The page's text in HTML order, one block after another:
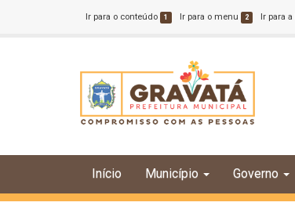
Ir para o conteúdo 1 Ir para o menu 2 Ir para
Início Município Governo